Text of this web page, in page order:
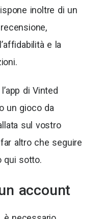
inoltre di un
e la
di Vinted
un gioco da
sul vostro
altro che seguire
qui sotto.
account